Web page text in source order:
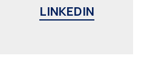
LINKEDIN